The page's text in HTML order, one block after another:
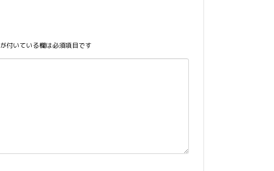
が付いている欄は必須項目です